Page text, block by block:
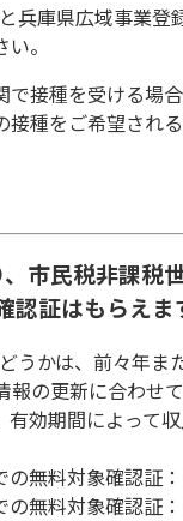
兵庫県広域事業
。
で接種を受ける場
種をご希望され
市民税非課税
認証はもらえま
うかは、前々年
報の更新に合わせ
効期間によって
無料対象確認証
無料対象確認証